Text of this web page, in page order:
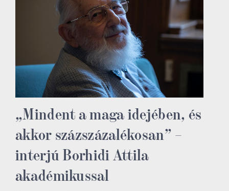
„Mindent a maga idejében, és
akkor százszázalékosan” –
interjú Borhidi Attila
akadémikussal